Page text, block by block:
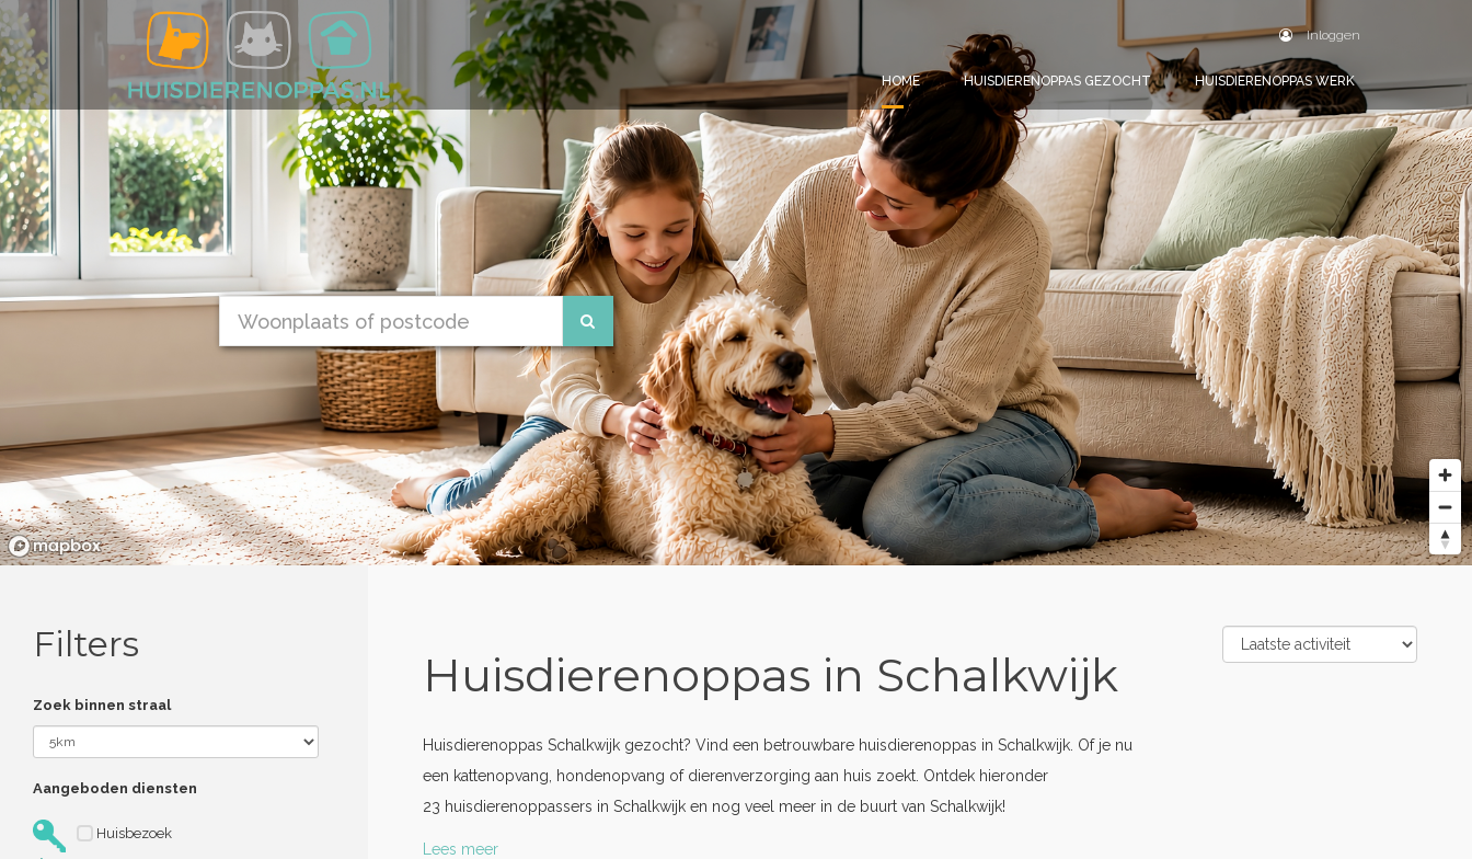
Inloggen
HOME HUISDIERENOPPAS GEZOCHT HUISDIERENOPPAS WERK
Filters
Zoek binnen straal
Aangeboden diensten
Huisbezoek
Huisdierenoppas in Schalkwijk
Huisdierenoppas Schalkwijk gezocht? Vind een betrouwbare huisdierenoppas in Schalkwijk. Of je nu
een kattenopvang, hondenopvang of dierenverzorging aan huis zoekt. Ontdek hieronder
23 huisdierenoppassers in Schalkwijk en nog veel meer in de buurt van Schalkwijk!
Lees meer